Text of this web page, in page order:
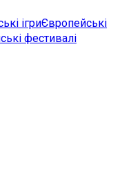
ігриЄвропейські
фестивалі